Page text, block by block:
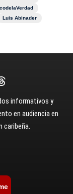
Luis Abinader
informativos y
en audiencia en
caribeña.